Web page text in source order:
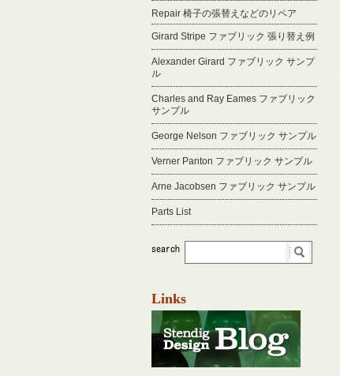
Repair 椅子の張替えなどのリペア
Girard Stripe ファブリック 張り替え例
Alexander Girard ファブリック サンプ
ル
Charles and Ray Eames ファブリック
サンプル
George Nelson ファブリック サンプル
Verner Panton ファブリック サンプル
Arne Jacobsen ファブリック サンプル
Parts List
Links